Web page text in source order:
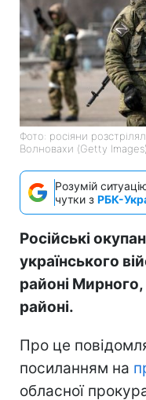
Фото: росіяни
Волновахи (Getty Images)
Розумій
чутки з РБК-
Російські
українського
районі
районі.
Про це
посиланням на
обласної